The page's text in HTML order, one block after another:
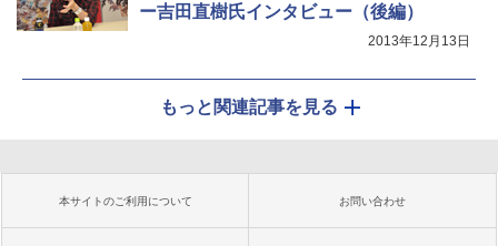
ー吉田直樹氏インタビュー（後編）
2013年12月13日
もっと関連記事を見る
本サイトのご利用について お問い合わせ